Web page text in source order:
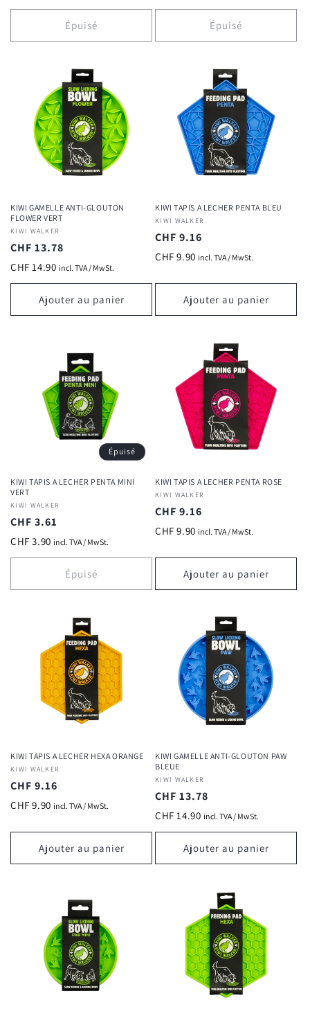
Épuisé Épuisé
KIWI GAMELLE ANTI-GLOUTON
FLOWER VERT
Fournisseur :
KIWI WALKER
Prix
habituel
CHF 13.78
CHF 14.90 incl. TVA / MwSt.
Ajouter au panier
KIWI TAPIS A LECHER PENTA BLEU
Fournisseur :
KIWI WALKER
Prix
habituel
CHF 9.16
CHF 9.90 incl. TVA / MwSt.
Ajouter au panier
Épuisé
KIWI TAPIS A LECHER PENTA MINI
VERT
Fournisseur :
KIWI WALKER
Prix
habituel
CHF 3.61
CHF 3.90 incl. TVA / MwSt.
Épuisé
KIWI TAPIS A LECHER PENTA ROSE
Fournisseur :
KIWI WALKER
Prix
habituel
CHF 9.16
CHF 9.90 incl. TVA / MwSt.
Ajouter au panier
KIWI TAPIS A LECHER HEXA ORANGE
Fournisseur :
KIWI WALKER
Prix
habituel
CHF 9.16
CHF 9.90 incl. TVA / MwSt.
Ajouter au panier
KIWI GAMELLE ANTI-GLOUTON PAW
BLEUE
Fournisseur :
KIWI WALKER
Prix
habituel
CHF 13.78
CHF 14.90 incl. TVA / MwSt.
Ajouter au panier